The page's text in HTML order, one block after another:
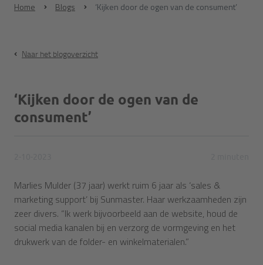
Home Blogs ‘Kijken door de ogen van de consument’
Naar het blogoverzicht
‘Kijken door de ogen van de
consument’
Marlies Mulder (37 jaar) werkt ruim 6 jaar als ‘sales &
marketing support’ bij Sunmaster. Haar werkzaamheden zijn
zeer divers. “Ik werk bijvoorbeeld aan de website, houd de
social media kanalen bij en verzorg de vormgeving en het
drukwerk van de folder- en winkelmaterialen.”